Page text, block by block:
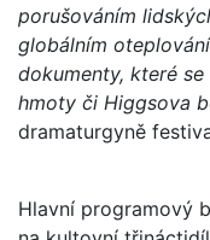
porušováním
globálním
dokumenty, které
hmoty či Higgsova
dramaturgyně
Hlavní programový